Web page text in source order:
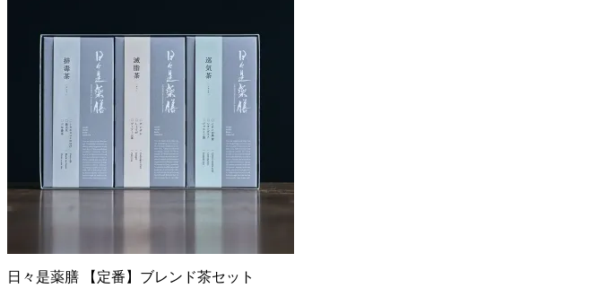
日々是薬膳 【定番】ブレンド茶セット